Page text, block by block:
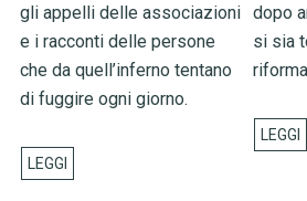
gli appelli delle associazioni
e i racconti delle persone
che da quell’inferno tentano
di fuggire ogni giorno.
dopo
si sia